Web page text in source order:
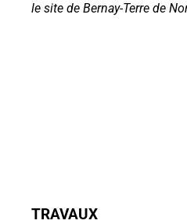
le site de Bernay-Terre de
TRAVAUX